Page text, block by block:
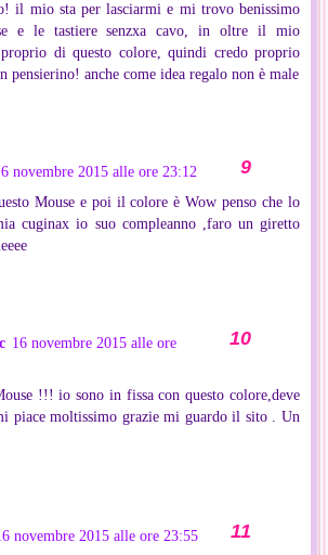
il mio sta per lasciarmi e mi trovo benissimo
e le tastiere senzxa cavo, in oltre il mio
di questo colore, quindi credo proprio
pensierino! anche come idea regalo non è male
novembre 2015 alle ore 23:12
Mouse e poi il colore è Wow penso che lo
cuginax io suo compleanno ,faro un giretto
16 novembre 2015 alle ore
!!! io sono in fissa con questo colore,deve
piace moltissimo grazie mi guardo il sito . Un
novembre 2015 alle ore 23:55